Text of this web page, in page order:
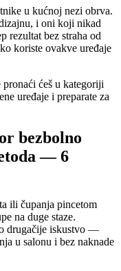
u kućnoj nezi obrva.
i oni koji nikad
rezultat bez straha od
koriste ovakve uređaje
ćeš u kategoriji
uređaje i preparate za
bezbolno
— 6
ili čupanja pincetom
na duge staze.
drugačije iskustvo —
u salonu i bez naknade